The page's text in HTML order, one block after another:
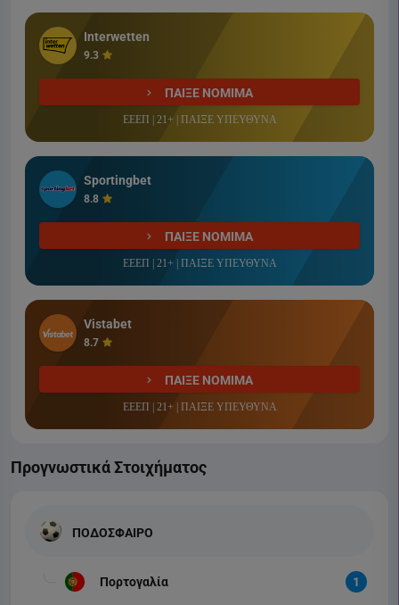
Interwetten
9.3
ΠΑΙΞΕ ΝΟΜΙΜΑ
ΕΕΕΠ | 21+ | ΠΑΙΞΕ ΥΠΕΥΘΥΝΑ
Sportingbet
8.8
ΠΑΙΞΕ ΝΟΜΙΜΑ
ΕΕΕΠ | 21+ | ΠΑΙΞΕ ΥΠΕΥΘΥΝΑ
Vistabet
8.7
ΠΑΙΞΕ ΝΟΜΙΜΑ
ΕΕΕΠ | 21+ | ΠΑΙΞΕ ΥΠΕΥΘΥΝΑ
Προγνωστικά Στοιχήματος
ΠΟΔΟΣΦΑΙΡΟ
Πορτογαλία 1